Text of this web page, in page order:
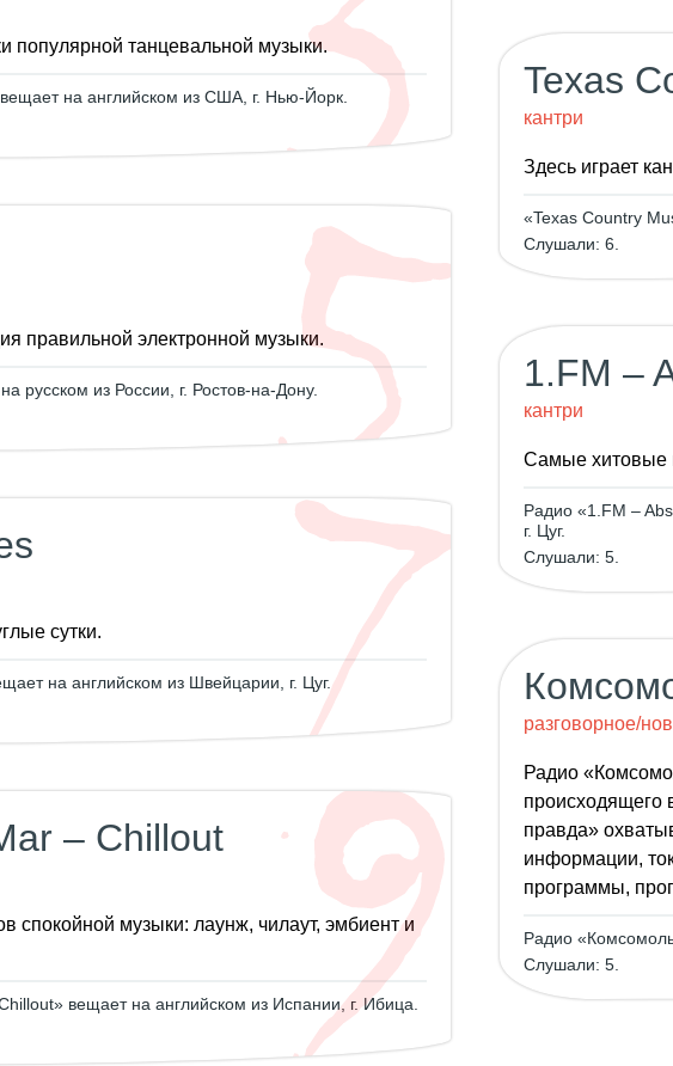
популярной танцевальной музыки.
на английском из США, г. Нью-Йорк.
правильной электронной музыки.
русском из России, г. Ростов-на-Дону.
сутки.
на английском из Швейцарии, г. Цуг.
– Chillout
спокойной музыки: лаунж, чилаут, эмбиент и
вещает на английском из Испании, г. Ибица.
Texas
кантри
Здесь играет
«Texas Country
Слушали: 6.
1.FM –
кантри
Самые хитовые
Радио «1.FM –
г. Цуг.
Слушали: 5.
разговорное/
Радио
происходящего
правда»
информации,
программы,
Радио
Слушали: 5.